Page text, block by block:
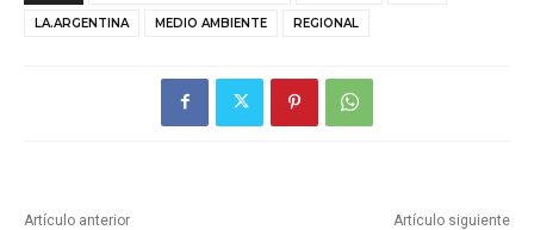
LA.ARGENTINA MEDIO AMBIENTE REGIONAL
Artículo anterior Artículo siguiente